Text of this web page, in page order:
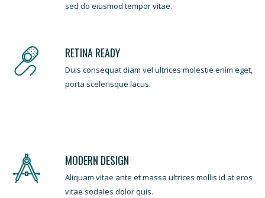
sed do eiusmod tempor vitae.
RETINA READY
Duis consequat diam vel ultrices molestie enim eget,
porta scelerisque lacus.
MODERN DESIGN
Aliquam vitae ante et massa ultrices mollis id at eros
vitae sodales dolor quis.